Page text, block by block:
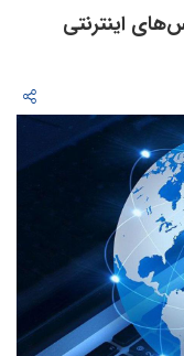
اینترنتی